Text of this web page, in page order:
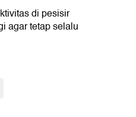
di pesisir
agar tetap selalu